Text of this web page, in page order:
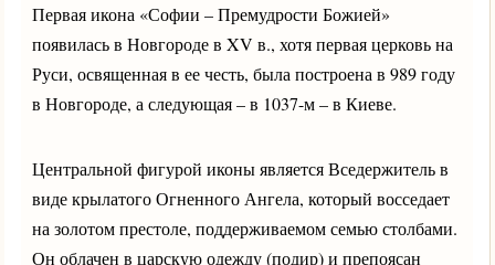
Первая икона «Софии – Премудрости Божией»
появилась в Новгороде в XV в., хотя первая церковь на
Руси, освященная в ее честь, была построена в 989 году
в Новгороде, а следующая – в 1037-м – в Киеве.
Центральной фигурой иконы является Вседержитель в
виде крылатого Огненного Ангела, который восседает
на золотом престоле, поддерживаемом семью столбами.
Он облачен в царскую одежду (подир) и препоясан